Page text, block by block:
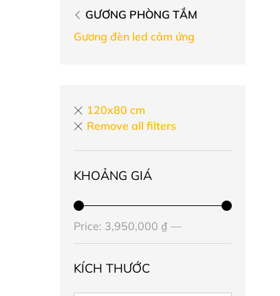
GƯƠNG PHÒNG TẮM
Gương đèn led cảm ứng
120x80 cm
Remove all filters
KHOẢNG GIÁ
Price: 3,950,000 ₫ —
KÍCH THƯỚC